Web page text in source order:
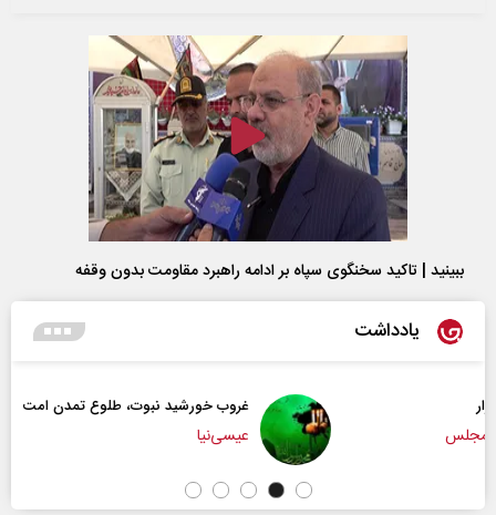
ببینید | تاکید سخنگوی سپاه بر ادامه راهبرد مقاومت بدون وقفه
یادداشت
غروب خورشید نبوت، طلوع تمدن امت
عیسی‌نیا